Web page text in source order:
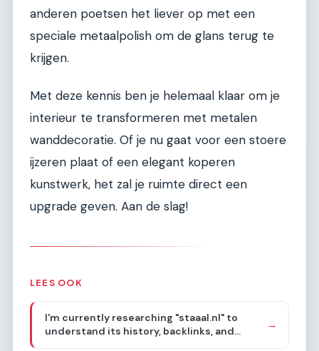
anderen poetsen het liever op met een
speciale metaalpolish om de glans terug te
krijgen.
Met deze kennis ben je helemaal klaar om je
interieur te transformeren met metalen
wanddecoratie. Of je nu gaat voor een stoere
ijzeren plaat of een elegant koperen
kunstwerk, het zal je ruimte direct een
upgrade geven. Aan de slag!
LEES OOK
I'm currently researching "staaal.nl" to
understand its history, backlinks, and
→